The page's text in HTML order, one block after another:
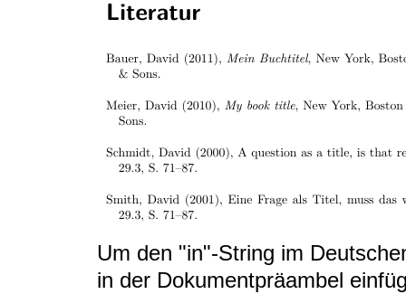
Um den "in"-String im
in der Dokumentpräambel